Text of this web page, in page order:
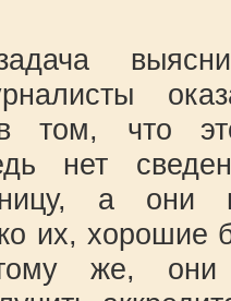
том, что
нет
а они
их, хорошие
же, они